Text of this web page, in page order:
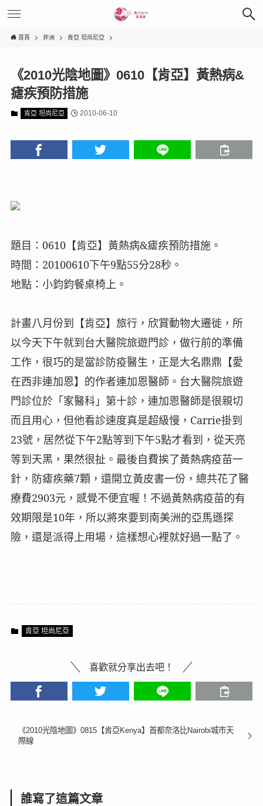
首頁 非洲 肯亞 坦尚尼亞
《2010光陰地圖》0610【肯亞】黃熱病&
瘧疾預防措施
肯亞 坦尚尼亞 2010-06-10
題目： 0610【肯亞】黃熱病&瘧疾預防措施。
時間： 20100610下午9點55分28秒。
地點：小鈞鈞餐桌椅上。
計畫八月份到【肯亞】旅行，欣賞動物大遷徙，所
以今天下午就到台大醫院旅遊門診，做行前的準備
工作，很巧的是當診防疫醫生，正是大名鼎鼎【愛
在西非連加恩】的作者連加恩醫師。台大醫院旅遊
門診位於「家醫科」第十診，連加恩醫師是很親切
而且用心，但他看診速度真是超級慢， Carrie掛到
23號，居然從下午2點等到下午5點才看到，從天亮
等到天黑，果然很扯。最後自費挨了黃熱病疫苗一
針，防瘧疾藥7顆，還開立黃皮書一份，總共花了醫
療費2903元，感覺不便宜喔！不過黃熱病疫苗的有
效期限是10年，所以將來要到南美洲的亞馬遜探
險，還是派得上用場，這樣想心裡就好過一點了。
肯亞 坦尚尼亞
喜歡就分享出去吧！
《2010光陰地圖》0815【肯亞Kenya】首都奈洛比Nairobi城市天
際線
誰寫了這篇文章